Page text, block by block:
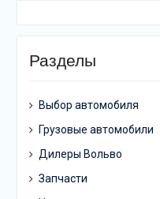
Разделы
Выбор автомобиля
Грузовые автомобили
Дилеры Вольво
Запчасти